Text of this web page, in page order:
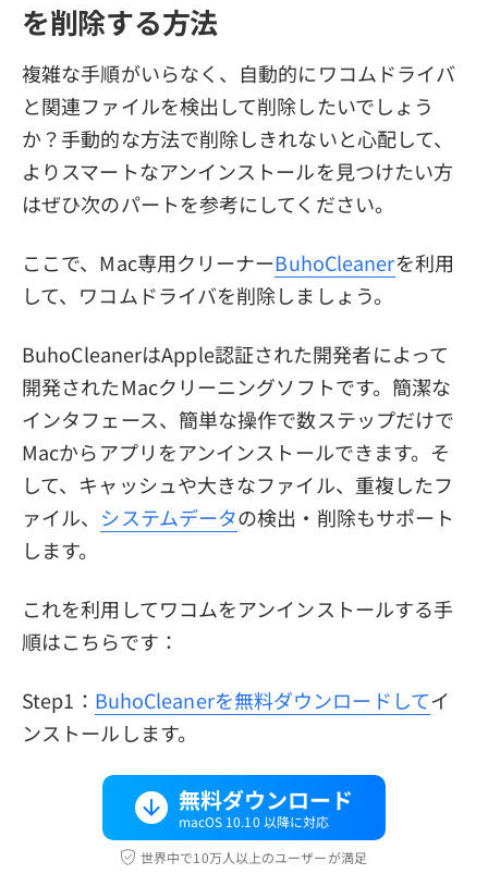
を削除する方法
複雑な手順がいらなく、自動的にワコムドライバ
と関連ファイルを検出して削除したいでしょう
か？手動的な方法で削除しきれないと心配して、
よりスマートなアンインストールを見つけたい方
はぜひ次のパートを参考にしてください。
ここで、Mac専用クリーナーBuhoCleanerを利用
して、ワコムドライバを削除しましょう。
BuhoCleanerはApple認証された開発者によって
開発されたMacクリーニングソフトです。簡潔な
インタフェース、簡単な操作で数ステップだけで
Macからアプリをアンインストールできます。そ
して、キャッシュや大きなファイル、重複したフ
ァイル、 システムデータの検出・削除もサポート
します。
これを利用してワコムをアンインストールする手
順はこちらです：
Step1： BuhoCleanerを無料ダウンロードしてイ
ンストールします。
無料ダウンロード
macOS 10.10 以降に対応
世界中で10万人以上のユーザーが満足